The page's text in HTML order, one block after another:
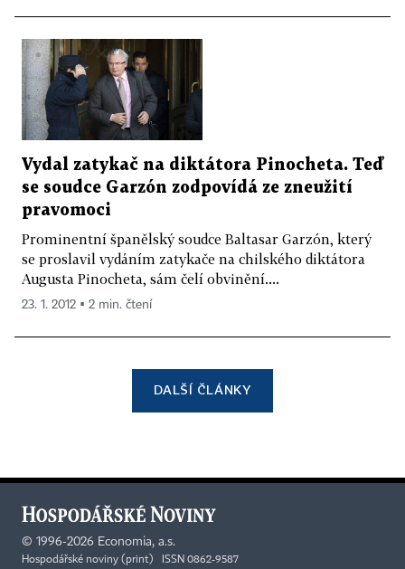
Vydal zatykač na diktátora Pinocheta. Teď
se soudce Garzón zodpovídá ze zneužití
pravomoci
Prominentní španělský soudce Baltasar Garzón, který
se proslavil vydáním zatykače na chilského diktátora
Augusta Pinocheta, sám čelí obvinění....
23. 1. 2012 ▪ 2 min. čtení
DALŠÍ ČLÁNKY
© 1996-2026 Economia, a.s.
Hospodářské noviny (print) ISSN 0862-9587